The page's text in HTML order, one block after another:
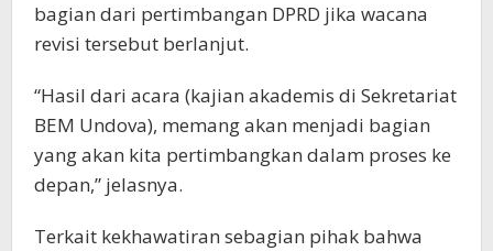
bagian dari pertimbangan DPRD jika wacana
revisi tersebut berlanjut.
“Hasil dari acara (kajian akademis di Sekretariat
BEM Undova), memang akan menjadi bagian
yang akan kita pertimbangkan dalam proses ke
depan,” jelasnya.
Terkait kekhawatiran sebagian pihak bahwa